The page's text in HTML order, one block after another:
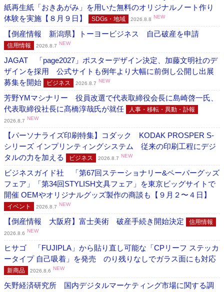
紙再生紙「おきあがみ」を用いた無料のオリジナルノート作り
体験を実施【８月９日】
SDGs・地域 2026.8.8 NEW
【倒産情報 新潟県】トーヨービジネス 自己破産を申請
信用情報 2026.8.7 NEW
JAGAT 「page2027」ポスターデザイン決定、加藤文明社のデ
ザインを採用 公式サイトも例年より大幅に前倒し公開し出展
募集を開始
ビジネス 2026.8.7 NEW
芳野YMマシナリー 役員改選で代表取締役会長に島崎啓一氏、
代表取締役社長に髙橋淳哉氏が就任
人事・移転・異動・訃報
2026.8.7 NEW
【パーソナライズ印刷特集】コダック KODAK PROSPER S-
シリーズ インプリンティングシステム 従来の印刷工程にデジ
タルの力を加える
ビジネス 2026.8.7 NEW
ビジネスガイド社 「第67回ステーショナリー&ペーパーグッズ
フェア」「第34回STYLISH文具フェア」を東京ビッグサイトで
開催 OEMやオリジナルグッズ製作の商談も【９月２〜４日】
イベント 2026.8.7 NEW
【倒産情報 大阪府】富士美術 破産手続き開始決定 信用情報
2026.8.6 NEW
ヒサゴ 「FUJIPLA」から貼り直し可能な「CPリーフ ステッカ
ータイプ 自己吸着」を発売 のり残りなしでガラス面にも対応
新商品 2026.8.6 NEW
矢野経済研究所 国内デジタルマーケティング市場に関する調